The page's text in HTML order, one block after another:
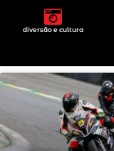
diversão e cultura